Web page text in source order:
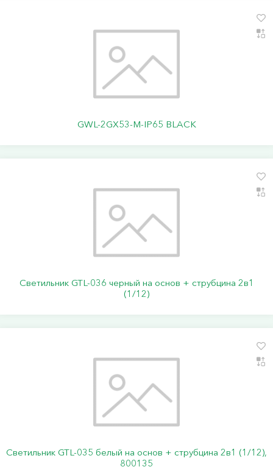
GWL-2GX53-M-IP65 BLACK
Светильник GTL-036 черный на основ + струбцина 2в1
(1/12)
Светильник GTL-035 белый на основ + струбцина 2в1 (1/12),
800135